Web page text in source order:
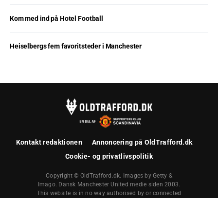
Kom med ind på Hotel Football
Heiselbergs fem favoritsteder i Manchester
Kontakt redaktionen
Annoncering på OldTrafford.dk
Cookie- og privatlivspolitik
Copyright © OldTrafford.dk. Images by Getty &
Imago. Dansk Manchester United medie siden 2003.
This website is in no way authorised by or connected